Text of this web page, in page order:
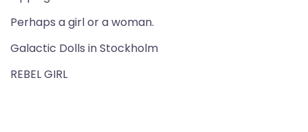
Perhaps a girl or a woman.
Galactic Dolls in Stockholm
REBEL GIRL